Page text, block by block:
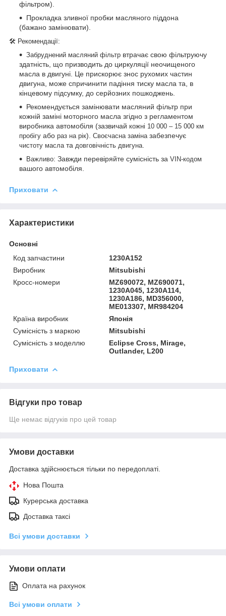
фільтром).
Прокладка зливної пробки масляного піддона
(бажано замінювати).
🛠 Рекомендації:
Забруднений масляний фільтр втрачає свою фільтруючу
здатність, що призводить до циркуляції неочищеного
масла в двигуні. Це прискорює знос рухомих частин
двигуна, може спричинити падіння тиску масла та, в
кінцевому підсумку, до серйозних пошкоджень.
Рекомендується замінювати масляний фільтр при
кожній заміні моторного масла згідно з регламентом
виробника автомобіля (зазвичай кожні 10 000 – 15 000 км
пробігу або раз на рік). Своєчасна заміна забезпечує
чистоту масла та довговічність двигуна
Важливо: Завжди перевіряйте сумісність за VIN-кодом
вашого автомобіля.
Приховати
Характеристики
Основні
Код запчастини
1230A152
Виробник
Mitsubishi
Кросс-номери
MZ690072, MZ690071,
1230A045, 1230A114,
1230A186, MD356000,
ME013307, MR984204
Країна виробник
Японія
Сумісність з маркою
Mitsubishi
Сумісність з моделлю
Eclipse Cross, Mirage,
Outlander, L200
Приховати
Відгуки про товар
Ще немає відгуків про цей товар
Умови доставки
Доставка здійснюється тільки по передоплаті.
Нова Пошта
Курерська доставка
Доставка таксі
Всі умови доставки
Умови оплати
Оплата на рахунок
Всі умови оплати